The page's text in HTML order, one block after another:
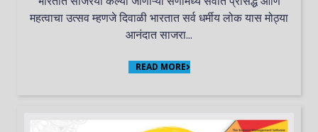
महत्वाचा उत्सव म्हणजे दिवाळी भारतात सर्व धर्मीय लोक यास मोठ्या
आनंदात साजरा...
READ MORE